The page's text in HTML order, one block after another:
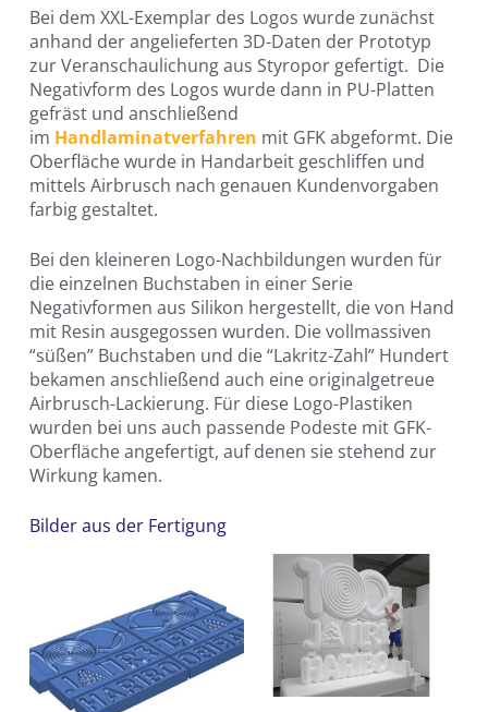
Bei dem XXL-Exemplar des Logos wurde zunächst
anhand der angelieferten 3D-Daten der Prototyp
zur Veranschaulichung aus Styropor gefertigt. Die
Negativform des Logos wurde dann in PU-Platten
gefräst und anschließend
im Handlaminatverfahren mit GFK abgeformt. Die
Oberfläche wurde in Handarbeit geschliffen und
mittels Airbrusch nach genauen Kundenvorgaben
farbig gestaltet.
Bei den kleineren Logo-Nachbildungen wurden für
die einzelnen Buchstaben in einer Serie
Negativformen aus Silikon hergestellt, die von Hand
mit Resin ausgegossen wurden. Die vollmassiven
“süßen” Buchstaben und die “Lakritz-Zahl” Hundert
bekamen anschließend auch eine originalgetreue
Airbrusch-Lackierung. Für diese Logo-Plastiken
wurden bei uns auch passende Podeste mit GFK-
Oberfläche angefertigt, auf denen sie stehend zur
Wirkung kamen.
Bilder aus der Fertigung